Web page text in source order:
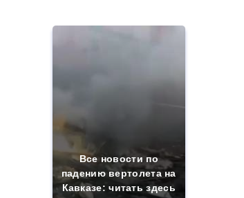
Все новости по
падению вертолета на
Кавказе: читать здесь